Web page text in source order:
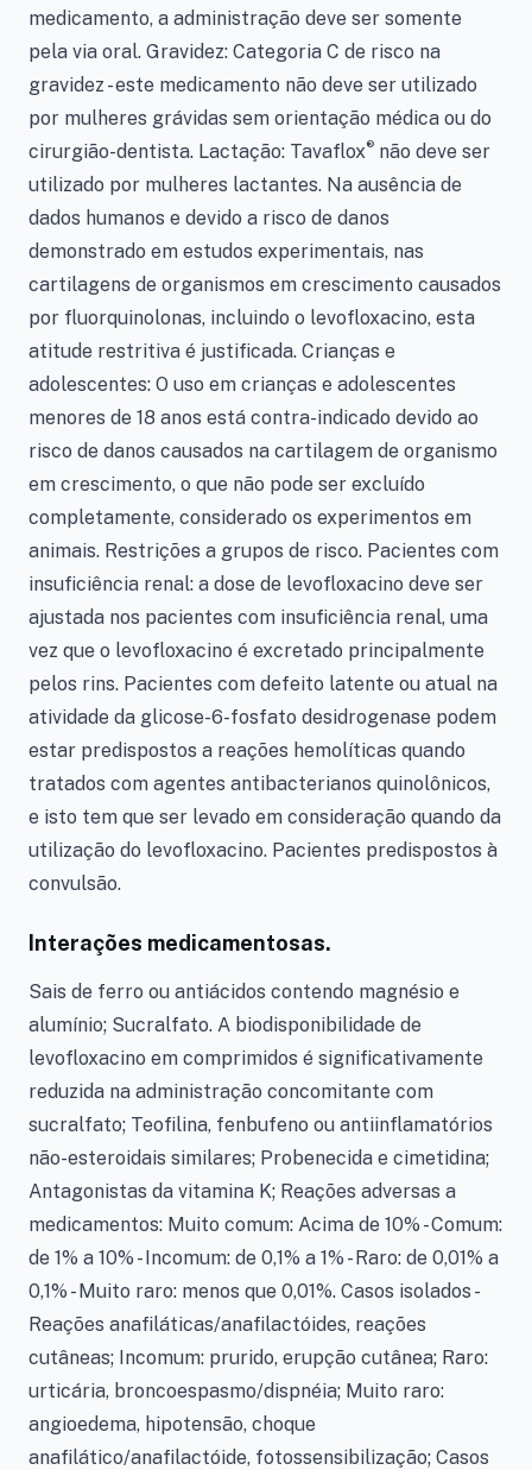
medicamento, a administração deve ser somente
pela via oral. Gravidez: Categoria C de risco na
gravidez - este medicamento não deve ser utilizado
por mulheres grávidas sem orientação médica ou do
cirurgião-dentista. Lactação: Tavaflox® não deve ser
utilizado por mulheres lactantes. Na ausência de
dados humanos e devido a risco de danos
demonstrado em estudos experimentais, nas
cartilagens de organismos em crescimento causados
por fluorquinolonas, incluindo o levofloxacino, esta
atitude restritiva é justificada. Crianças e
adolescentes: O uso em crianças e adolescentes
menores de 18 anos está contra-indicado devido ao
risco de danos causados na cartilagem de organismo
em crescimento, o que não pode ser excluído
completamente, considerado os experimentos em
animais. Restrições a grupos de risco. Pacientes com
insuficiência renal: a dose de levofloxacino deve ser
ajustada nos pacientes com insuficiência renal, uma
vez que o levofloxacino é excretado principalmente
pelos rins. Pacientes com defeito latente ou atual na
atividade da glicose-6-fosfato desidrogenase podem
estar predispostos a reações hemolíticas quando
tratados com agentes antibacterianos quinolônicos,
e isto tem que ser levado em consideração quando da
utilização do levofloxacino. Pacientes predispostos à
convulsão.
Interações medicamentosas.
Sais de ferro ou antiácidos contendo magnésio e
alumínio; Sucralfato. A biodisponibilidade de
levofloxacino em comprimidos é significativamente
reduzida na administração concomitante com
sucralfato; Teofilina, fenbufeno ou antiinflamatórios
não-esteroidais similares; Probenecida e cimetidina;
Antagonistas da vitamina K; Reações adversas a
medicamentos: Muito comum: Acima de 10% - Comum:
de 1% a 10% - Incomum: de 0,1% a 1% - Raro: de 0,01% a
0,1% - Muito raro: menos que 0,01%. Casos isolados -
Reações anafiláticas/anafilactóides, reações
cutâneas; Incomum: prurido, erupção cutânea; Raro:
urticária, broncoespasmo/dispnéia; Muito raro:
angioedema, hipotensão, choque
anafilático/anafilactóide, fotossensibilização; Casos